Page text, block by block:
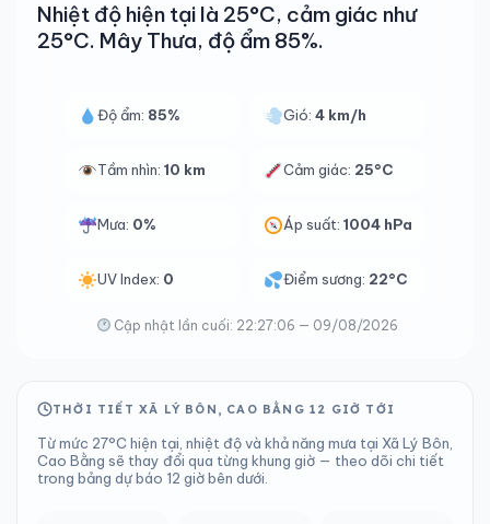
Nhiệt độ hiện tại là 25°C, cảm giác như
25°C. Mây Thưa, độ ẩm 85%.
Độ ẩm: 85% Gió:4 km/h
Tầm nhìn: 10 km Cảm giác: 25°C
Mưa: 0% Áp suất:1004 hPa
UV Index: 0 Điểm sương: 22°C
Cập nhật lần cuối: 22:27:06 — 09/08/2026
THỜI TIẾT XÃ LÝ BÔN, CAO BẰNG 12 GIỜ TỚI
Từ mức 27°C hiện tại, nhiệt độ và khả năng mưa tại Xã Lý Bôn,
Cao Bằng sẽ thay đổi qua từng khung giờ — theo dõi chi tiết
trong bảng dự báo 12 giờ bên dưới.